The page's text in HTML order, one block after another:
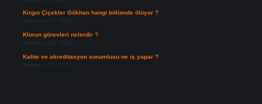
Kırgın Çiçekler Gökhan hangi bölümde ölüyor ?
Temmuz 27, 2026
Klorun görevleri nelerdir ?
Temmuz 25, 2026
Kalite ve akreditasyon sorumlusu ne iş yapar ?
Temmuz 23, 2026